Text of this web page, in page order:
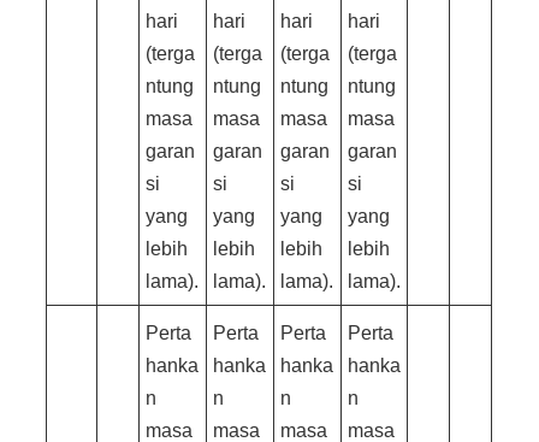
hari
(terga
ntung
masa
garan
si
yang
lebih
lama).
hari
(terga
ntung
masa
garan
si
yang
lebih
lama).
hari
(terga
ntung
masa
garan
si
yang
lebih
lama).
hari
(terga
ntung
masa
garan
si
yang
lebih
lama).
Perta
hanka
n
masa
Perta
hanka
n
masa
Perta
hanka
n
masa
Perta
hanka
n
masa